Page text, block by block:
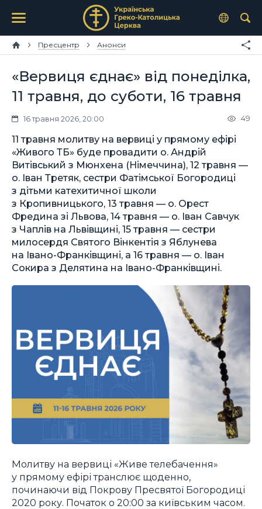
Пресцентр Анонси
«Вервиця єднає» від понеділка,
11 травня, до суботи, 16 травня
16 травня 2026, 20:00 49
11 травня молитву на вервиці у прямому ефірі
«Живого ТБ» буде провадити о. Андрій
Витівський з Мюнхена (Німеччина), 12 травня —
о. Іван Третяк, сестри Фатімської Богородиці
з дітьми катехитичної школи
з Кропивницького, 13 травня — о. Орест
Фредина зі Львова, 14 травня — о. Іван Савчук
з Чаплів на Львівщині, 15 травня — сестри
милосердя Святого Вінкентія з Яблунева
на Івано-Франківщині, а 16 травня — о. Іван
Сокира з Делятина на Івано-Франківщині.
Молитву на вервиці «Живе телебачення»
у прямому ефірі транслює щоденно,
починаючи від Покрову Пресвятої Богородиці
2020 року. Початок о 20:00 за київським часом.